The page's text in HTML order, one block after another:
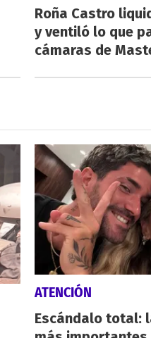
Roña Castro
y ventiló lo que
cámaras de
ATENCIÓN
Escándalo total: